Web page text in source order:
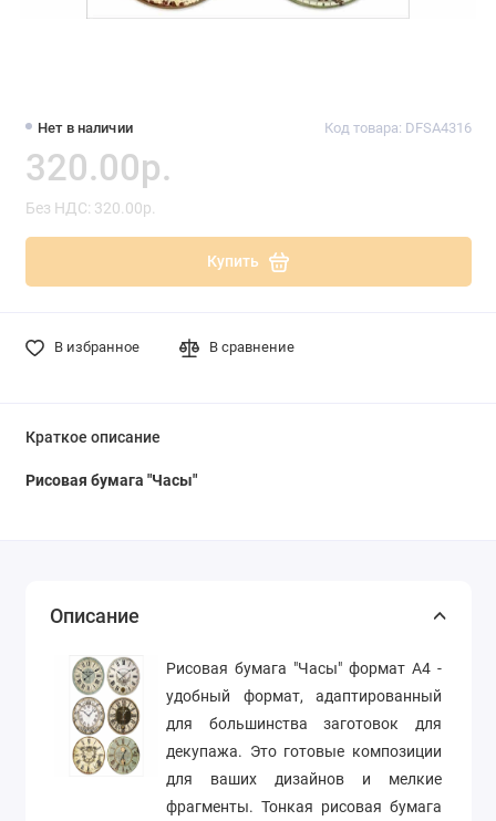
Нет в наличии Код товара: DFSA4316
320.00р.
Без НДС: 320.00р.
Купить
В избранное В сравнение
Краткое описание
Рисовая бумага "Часы"
Описание
Рисовая бумага "Часы" формат А4 -
удобный формат, адаптированный
для большинства заготовок для
декупажа. Это готовые композиции
для ваших дизайнов и мелкие
фрагменты. Тонкая рисовая бумага